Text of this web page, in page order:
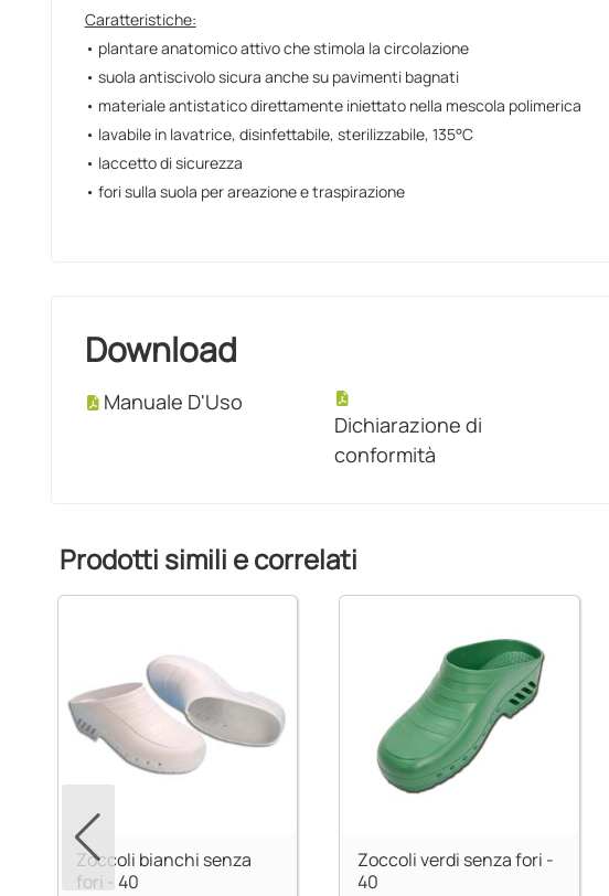
Caratteristiche:
• plantare anatomico attivo che stimola la circolazione
• suola antiscivolo sicura anche su pavimenti bagnati
• materiale antistatico direttamente iniettato nella mescola polimerica
• lavabile in lavatrice, disinfettabile, sterilizzabile, 135°C
• laccetto di sicurezza
• fori sulla suola per areazione e traspirazione
Download
Manuale D'Uso
Dichiarazione di
conformità
Prodotti simili e correlati
Zoccoli bianchi senza
fori - 40
Zoccoli verdi senza fori -
40